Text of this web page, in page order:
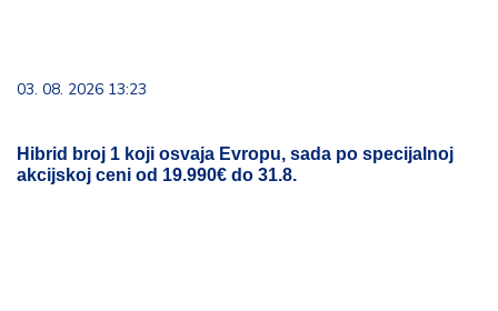
03. 08. 2026 13:23
Hibrid broj 1 koji osvaja Evropu, sada po specijalnoj
akcijskoj ceni od 19.990€ do 31.8.